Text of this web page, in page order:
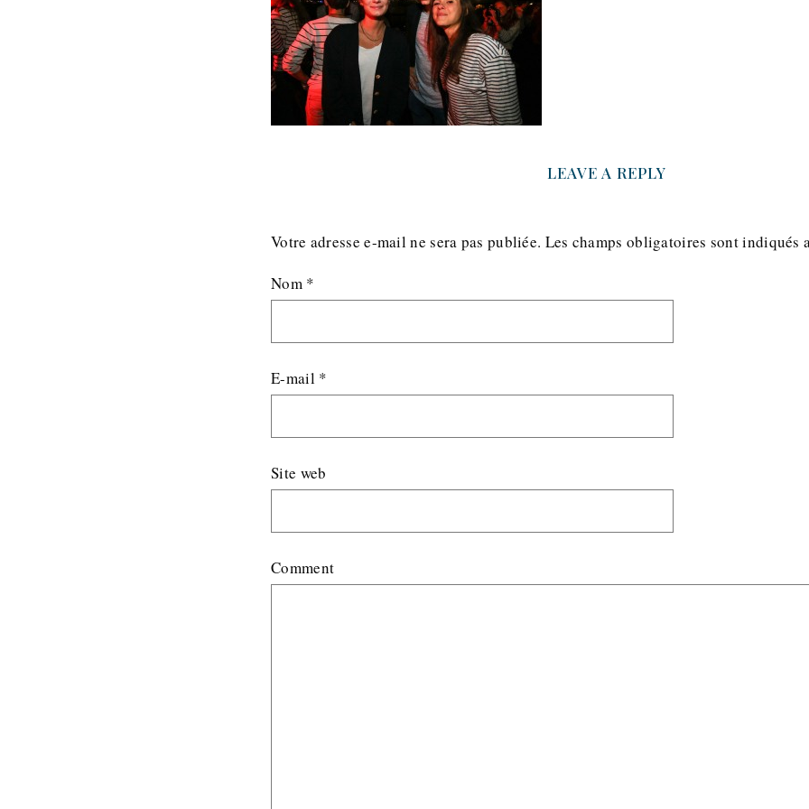
LEAVE A REPLY
Votre adresse e-mail ne sera pas publiée. Les champs obligatoires sont indiqués
Nom *
E-mail *
Site web
Comment